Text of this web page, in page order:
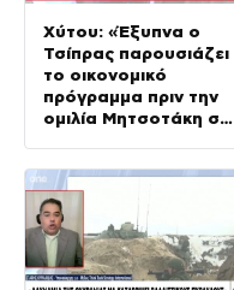
Xύτου: «Έξυπνα ο
Τσίπρας παρουσιάζει
το οικονομικό
πρόγραμμα πριν την
ομιλία Μητσοτάκη στη